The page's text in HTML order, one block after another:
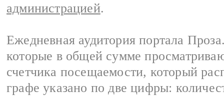
администрацией.
Ежедневная аудитория портала
которые в общей сумме
счетчика посещаемости, который
графе указано по две цифры: